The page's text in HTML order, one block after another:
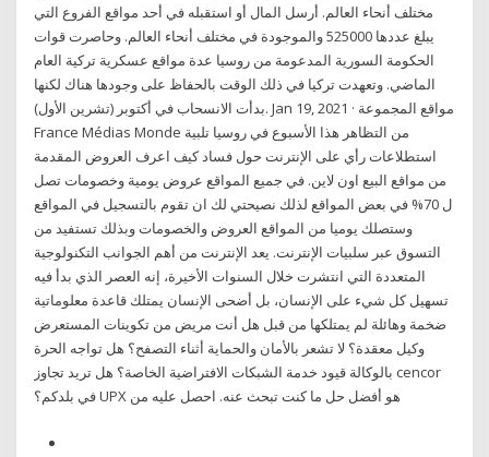
مختلف أنحاء العالم. أرسل المال أو استقبله في أحد مواقع الفروع التي
يبلغ عددها 525000 والموجودة في مختلف أنحاء العالم. وحاصرت قوات
الحكومة السورية المدعومة من روسيا عدة مواقع عسكرية تركية العام
الماضي. وتعهدت تركيا في ذلك الوقت بالحفاظ على وجودها هناك لكنها
بدأت الانسحاب في أكتوبر (تشرين الأول). Jan 19, 2021 · مواقع المجموعة
France Médias Monde من التظاهر هذا الأسبوع في روسيا تلبية
استطلاعات رأي على الإنترنت حول فساد كيف اعرف العروض المقدمة
من مواقع البيع اون لاين. في جميع المواقع عروض يومية وخصومات تصل
ل 70% في بعض المواقع لذلك نصيحتي لك ان تقوم بالتسجيل في المواقع
وستصلك يوميا من المواقع العروض والخصومات وبذلك تستفيد من
التسوق عبر سلبيات الإنترنت. يعد الإنترنت من أهم الجوانب التكنولوجية
المتعددة التي انتشرت خلال السنوات الأخيرة، إنه العصر الذي بدأ فيه
تسهيل كل شيء على الإنسان، بل أضحى الإنسان يمتلك قاعدة معلوماتية
ضخمة وهائلة لم يمتلكها من قبل هل أنت مريض من تكوينات المستعرض
وكيل معقدة؟ لا تشعر بالأمان والحماية أثناء التصفح؟ هل تواجه الحرة
بالوكالة قيود خدمة الشبكات الافتراضية الخاصة؟ هل تريد تجاوز cencor
في بلدكم؟ UPX هو أفضل حل ما كنت تبحث عنه. احصل عليه من